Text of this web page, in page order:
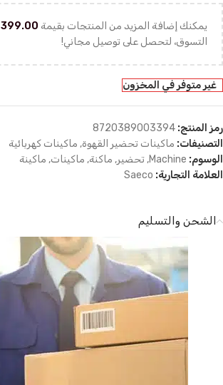
يمكنك إضافة المزيد من المنتجات بقيمة 399.00
التسوق، لتحصل على توصيل مجاني!
غير متوفر في المخزون
رمز المنتج: 8720389003394
التصنيفات: ماكينات تحضير القهوة, ماكينات كهربائية
الوسوم: Machine
, تحضير, ماكنة, ماكينات, ماكينة
العلامة التجارية: Saeco
الشحن والتسليم